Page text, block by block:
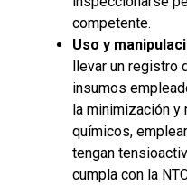
competente.
Uso y
llevar un registro
insumos
la minimización y
químicos,
tengan
cumpla con la